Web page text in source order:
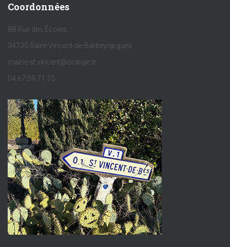
Coordonnées
88 Rue des Écoles,
34730 Saint-Vincent-de-Barbeyrargues
mairie.st.vincent@orange.fr
04 67 59 71 15